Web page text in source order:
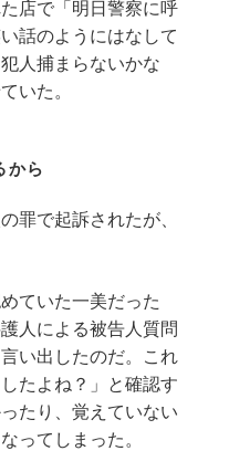
店で「明日警察に呼
話のようにはなして
人捕まらないかな
いた。
から
罪で起訴されたが、
ていた一美だった
人による被告人質問
い出したのだ。これ
たよね？」と確認す
たり、覚えていない
ってしまった。